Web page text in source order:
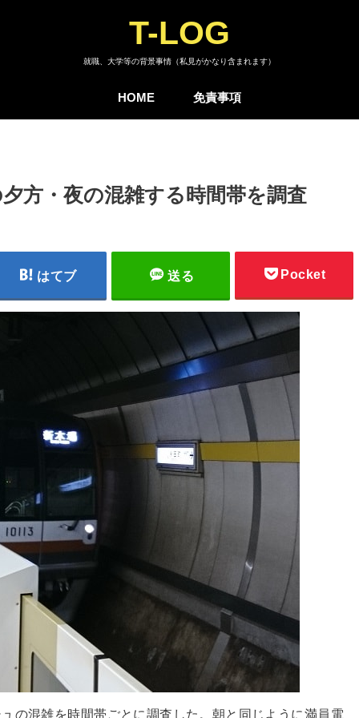
T-LOG
就職、大学等の背景事情（私見がかなり含まれます）
HOME 免責事項
方・夜の混雑する時間帯を調査
はてブ 送る Pocket
の混雑を時間帯ごとに調査した。朝と同じように満員電